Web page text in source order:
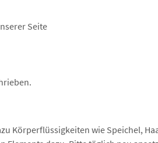
Seite
wie Speichel,